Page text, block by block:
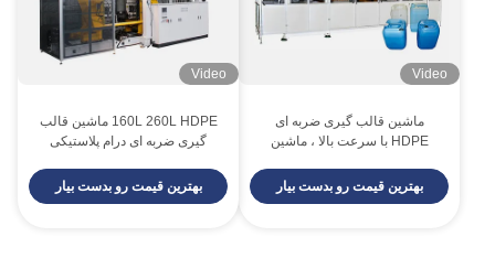
Video
ماشین قالب گیری ضربه ای
HDPE با سرعت بالا ، ماشین
بهترین قیمت رو بدست بیار
Video
160L 260L HDPE ماشین قالب
گیری ضربه ای درام پلاستیکی
بهترین قیمت رو بدست بیار